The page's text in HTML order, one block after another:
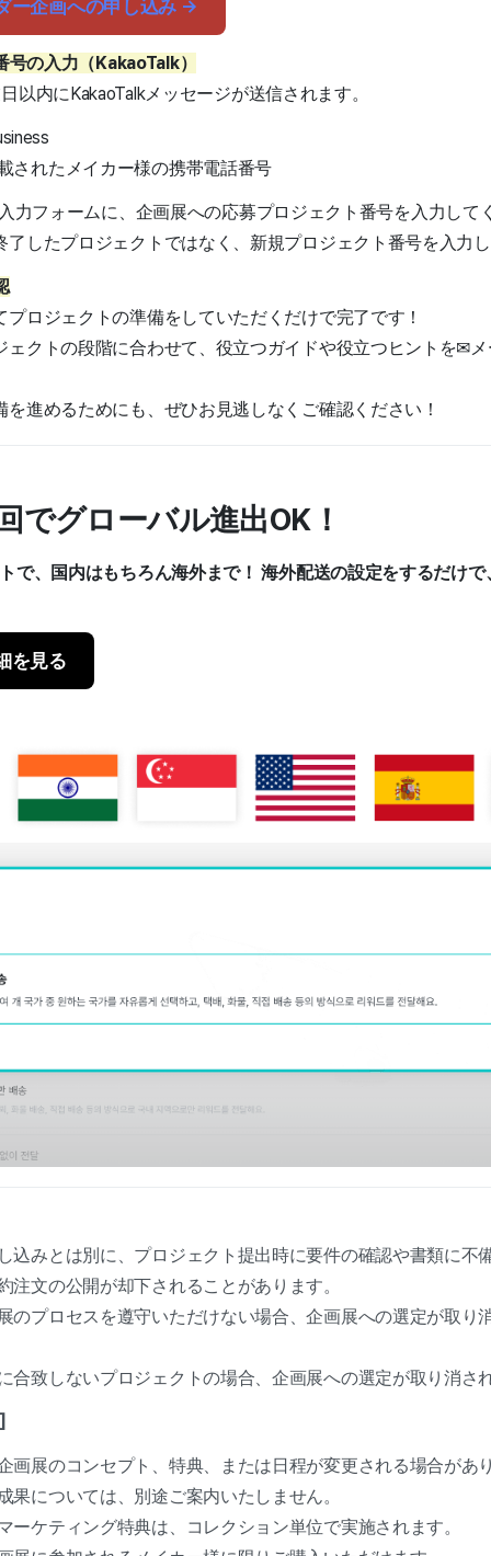
ー企画への申し込み →
の入力（KakaoTalk）
以内にKakaoTalkメッセージが送信されます。
されたメイカー様の携帯電話番号
力フォームに、企画展への応募プロジェクト番号を入力して
了したプロジェクトではなく、新規プロジェクト番号を入力
ロジェクトの準備をしていただくだけで完了です！
ェクトの段階に合わせて、役立つガイドや役立つヒントを✉
進めるためにも、ぜひお見逃しなくご確認ください！
でグローバル進出OK！
で、国内はもちろん海外まで！海外配送の設定をするだけ
を見る
込みとは別に、プロジェクト提出時に要件の確認や書類に不
注文の公開が却下されることがあります。
のプロセスを遵守いただけない場合、企画展への選定が取り
合致しないプロジェクトの場合、企画展への選定が取り消さ
画展のコンセプト、特典、または日程が変更される場合があ
果については、別途ご案内いたしません。
ーケティング特典は、コレクション単位で実施されます。